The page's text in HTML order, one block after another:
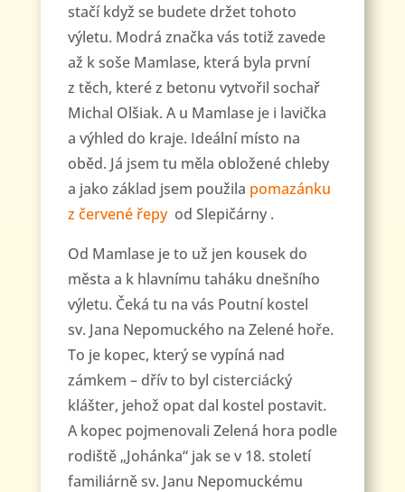
stačí když se budete držet tohoto
výletu. Modrá značka vás totiž zavede
až k soše Mamlase, která byla první
z těch, které z betonu vytvořil sochař
Michal Olšiak. A u Mamlase je i lavička
a výhled do kraje. Ideální místo na
oběd. Já jsem tu měla obložené chleby
a jako základ jsem použila pomazánku
z červené řepyod Slepičárny .
Od Mamlase je to už jen kousek do
města a k hlavnímu taháku dnešního
výletu. Čeká tu na vás Poutní kostel
sv. Jana Nepomuckého na Zelené hoře.
To je kopec, který se vypíná nad
zámkem – dřív to byl cisterciácký
klášter, jehož opat dal kostel postavit.
A kopec pojmenovali Zelená hora podle
rodiště „Johánka“ jak se v 18. století
familiárně sv. Janu Nepomuckému